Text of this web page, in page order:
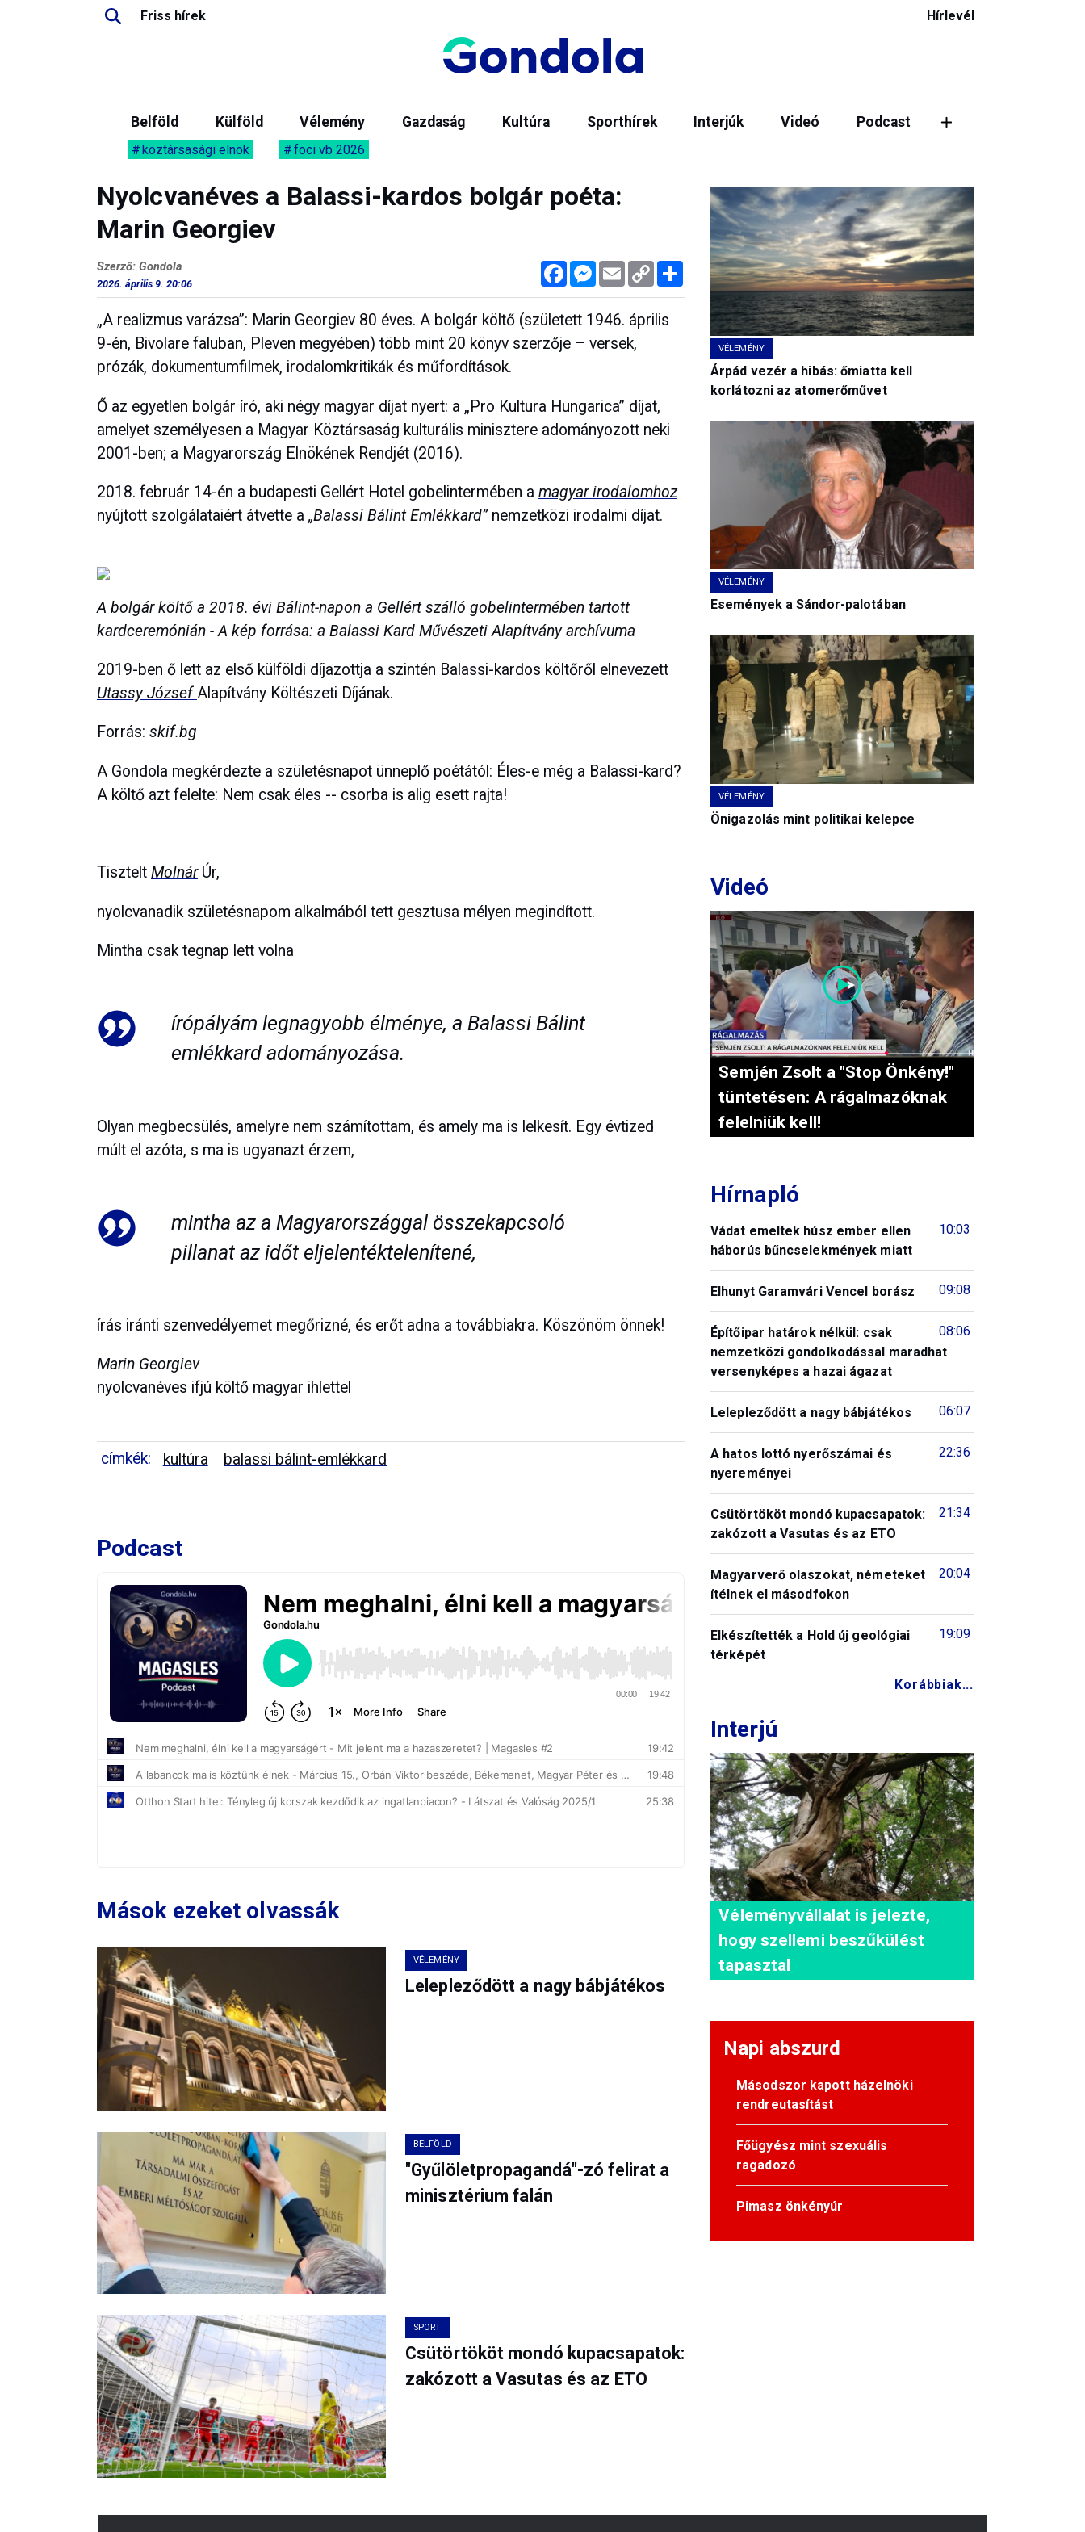
Friss hírek Hírlevél
Belföld Külföld Vélemény Gazdaság Kultúra Sporthírek Interjúk Videó Podcast
köztársasági elnök foci vb 2026
Nyolcvanéves a Balassi-kardos bolgár poéta:
Marin Georgiev
FacebookMessenger
Email Copy
Link
Megosztás
Szerző: Gondola
2026. április 9. 20:06
„A realizmus varázsa”: Marin Georgiev 80 éves. A bolgár költő (született 1946. április
9-én, Bivolare faluban, Pleven megyében) több mint 20 könyv szerzője – versek,
prózák, dokumentumfilmek, irodalomkritikák és műfordítások.
Ő az egyetlen bolgár író, aki négy magyar díjat nyert: a „Pro Kultura Hungarica” díjat,
amelyet személyesen a Magyar Köztársaság kulturális minisztere adományozott neki
2001-ben; a Magyarország Elnökének Rendjét (2016).
2018. február 14-én a budapesti Gellért Hotel gobelintermében a magyar irodalomhoz
nyújtott szolgálataiért átvette a „Balassi Bálint Emlékkard”nemzetközi irodalmi díjat.
A bolgár költő a 2018. évi Bálint-napon a Gellért szálló gobelintermében tartott
kardceremónián - A kép forrása: a Balassi Kard Művészeti Alapítvány archívuma
2019-ben ő lett az első külföldi díjazottja a szintén Balassi-kardos költőről elnevezett
Utassy JózsefAlapítvány Költészeti Díjának.
Forrás: skif.bg
A Gondola megkérdezte a születésnapot ünneplő poétától: Éles-e még a Balassi-kard?
A költő azt felelte: Nem csak éles -- csorba is alig esett rajta!
Tisztelt MolnárÚr,
nyolcvanadik születésnapom alkalmából tett gesztusa mélyen megindított.
Mintha csak tegnap lett volna
írópályám legnagyobb élménye, a Balassi Bálint
emlékkard adományozása.
Olyan megbecsülés, amelyre nem számítottam, és amely ma is lelkesít. Egy évtized
múlt el azóta, s ma is ugyanazt érzem,
mintha az a Magyarországgal összekapcsoló
pillanat az időt eljelentéktelenítené,
írás iránti szenvedélyemet megőrizné, és erőt adna a továbbiakra. Köszönöm önnek!
Marin Georgiev
nyolcvanéves ifjú költő magyar ihlettel
címkék: kultúra balassi bálint-emlékkard
Podcast
Mások ezeket olvassák
VÉLEMÉNY
Lelepleződött a nagy bábjátékos
BELFÖLD
"Gyűlöletpropagandá"-zó felirat a
minisztérium falán
SPORT
Csütörtököt mondó kupacsapatok:
zakózott a Vasutas és az ETO
VÉLEMÉNY
Árpád vezér a hibás: őmiatta kell
korlátozni az atomerőművet
VÉLEMÉNY
Események a Sándor-palotában
VÉLEMÉNY
Önigazolás mint politikai kelepce
Videó
Semjén Zsolt a "Stop Önkény!"
tüntetésen: A rágalmazóknak
felelniük kell!
Hírnapló
10:03
Vádat emeltek húsz ember ellen
háborús bűncselekmények miatt
09:08
Elhunyt Garamvári Vencel borász
08:06
Építőipar határok nélkül: csak
nemzetközi gondolkodással maradhat
versenyképes a hazai ágazat
06:07
Lelepleződött a nagy bábjátékos
22:36
A hatos lottó nyerőszámai és
nyereményei
21:34
Csütörtököt mondó kupacsapatok:
zakózott a Vasutas és az ETO
20:04
Magyarverő olaszokat, németeket
ítélnek el másodfokon
19:09
Elkészítették a Hold új geológiai
térképét
Korábbiak...
Interjú
Véleményvállalat is jelezte,
hogy szellemi beszűkülést
tapasztal
Napi abszurd
Másodszor kapott házelnöki
rendreutasítást
Főügyész mint szexuális
ragadozó
Pimasz önkényúr